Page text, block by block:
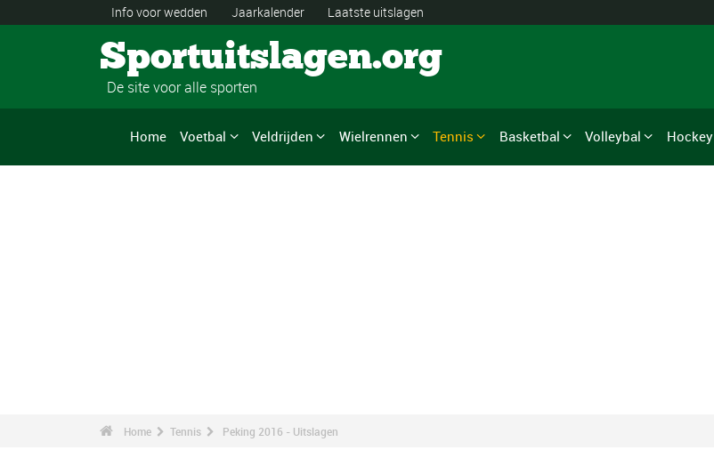
Info voor wedden Jaarkalender Laatste uitslagen
Sportuitslagen.org
De site voor alle sporten
Home Voetbal Veldrijden Wielrennen Tennis Basketbal Volleybal Hockey
Home Tennis Peking 2016 - Uitslagen